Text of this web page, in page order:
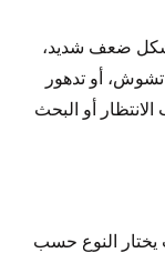
شكل ضعف شديد،
أو تدهور
أو البحث
يختار النوع حسب